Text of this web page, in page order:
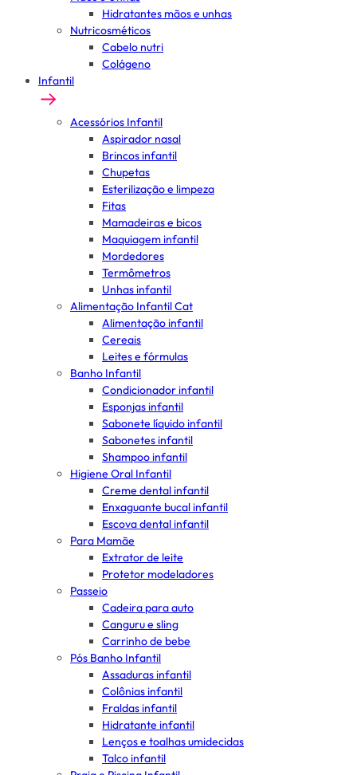
Hidratantes mãos e unhas
Nutricosméticos
Cabelo nutri
Colágeno
Infantil
Acessórios Infantil
Aspirador nasal
Brincos infantil
Chupetas
Esterilização e limpeza
Fitas
Mamadeiras e bicos
Maquiagem infantil
Mordedores
Termômetros
Unhas infantil
Alimentação Infantil Cat
Alimentação infantil
Cereais
Leites e fórmulas
Banho Infantil
Condicionador infantil
Esponjas infantil
Sabonete líquido infantil
Sabonetes infantil
Shampoo infantil
Higiene Oral Infantil
Creme dental infantil
Enxaguante bucal infantil
Escova dental infantil
Para Mamãe
Extrator de leite
Protetor modeladores
Passeio
Cadeira para auto
Canguru e sling
Carrinho de bebe
Pós Banho Infantil
Assaduras infantil
Colônias infantil
Fraldas infantil
Hidratante infantil
Lenços e toalhas umidecidas
Talco infantil